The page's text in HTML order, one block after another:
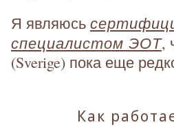
Я являюсь
специалистом ЭОТ,
(Sverige) пока еще
Как